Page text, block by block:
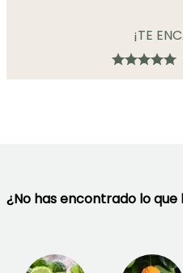
¡TE
¿No has encontrado lo que